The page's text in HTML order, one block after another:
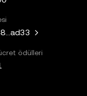
ödülleri